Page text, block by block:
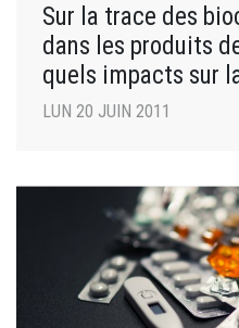
Sur la trace des
dans les produits
quels impacts sur
LUN 20 JUIN 2011